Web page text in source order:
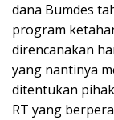
dana Bumdes
program
direncanakan
yang nantinya
ditentukan
RT yang